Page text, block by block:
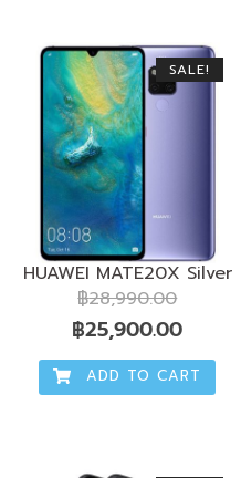
SALE!
HUAWEI MATE20X Silver
฿28,990.00
Original
price
was:
฿25,900.00Current
price
is:
ADD TO CART